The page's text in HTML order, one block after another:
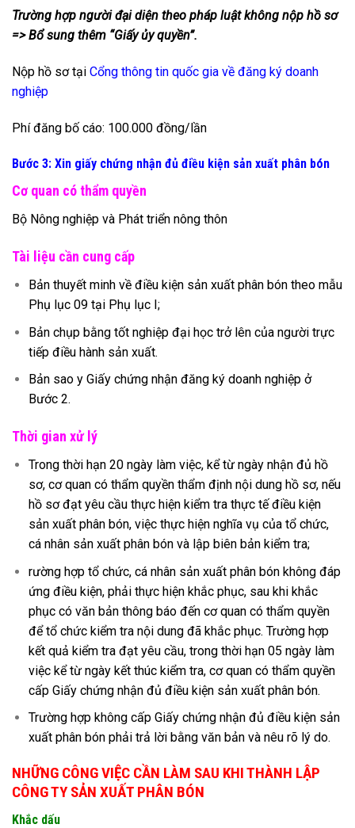
Trường hợp người đại diện theo pháp luật không nộp hồ sơ
=> Bổ sung thêm “Giấy ủy quyền”.
Nộp hồ sơ tại Cổng thông tin quốc gia về đăng ký doanh
nghiệp
Phí đăng bố cáo: 100.000 đồng/lần
Bước 3: Xin giấy chứng nhận đủ điều kiện sản xuất phân bón
Cơ quan có thẩm quyền
Bộ Nông nghiệp và Phát triển nông thôn
Tài liệu cần cung cấp
Bản thuyết minh về điều kiện sản xuất phân bón theo mẫu
Phụ lục 09 tại Phụ lục I;
Bản chụp bằng tốt nghiệp đại học trở lên của người trực
tiếp điều hành sản xuất.
Bản sao y Giấy chứng nhận đăng ký doanh nghiệp ở
Bước 2.
Thời gian xử lý
Trong thời hạn 20 ngày làm việc, kể từ ngày nhận đủ hồ
sơ, cơ quan có thẩm quyền thẩm định nội dung hồ sơ, nếu
hồ sơ đạt yêu cầu thực hiện kiểm tra thực tế điều kiện
sản xuất phân bón, việc thực hiện nghĩa vụ của tổ chức,
cá nhân sản xuất phân bón và lập biên bản kiểm tra;
rường hợp tổ chức, cá nhân sản xuất phân bón không đáp
ứng điều kiện, phải thực hiện khắc phục, sau khi khắc
phục có văn bản thông báo đến cơ quan có thẩm quyền
để tổ chức kiểm tra nội dung đã khắc phục. Trường hợp
kết quả kiểm tra đạt yêu cầu, trong thời hạn 05 ngày làm
việc kể từ ngày kết thúc kiểm tra, cơ quan có thẩm quyền
cấp Giấy chứng nhận đủ điều kiện sản xuất phân bón.
Trường hợp không cấp Giấy chứng nhận đủ điều kiện sản
xuất phân bón phải trả lời bằng văn bản và nêu rõ lý do.
NHỮNG CÔNG VIỆC CẦN LÀM SAU KHI THÀNH LẬP
CÔNG TY SẢN XUẤT PHÂN BÓN
Khắc dấu